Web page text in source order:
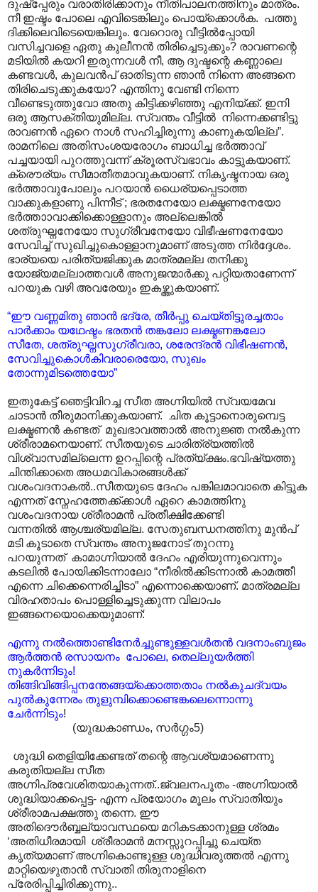
ദുഷ്പ്പേരും വരാതിരിക്കാനും നീതിപാലനത്തിനും മാത്രം.
നീ ഇഷ്ടം പോലെ എവിടെങ്കിലും പൊയ്ക്കൊൾക. പത്തു
ദിക്കിലെവിടെയെങ്കിലും. വേറൊരു വീട്ടിൽ‌പ്പോയി
വസിച്ചവളെ ഏതു കുലീനൻ തിരിച്ചെടുക്കും? രാവണന്റെ
മടിയിൽ കയറി ഇരുന്നവൾ നീ, ആ ദുഷ്ടന്റെ കണ്ണാലെ
കണ്ടവൾ, കുലവൻപ് ഓതിടുന്ന ഞാൻ നിന്നെ അങ്ങനെ
തിരിചെടുക്കുകയോ? എന്തിനു വേണ്ടി നിന്നെ
വീണ്ടെടുത്തുവോ അതു കിട്ടിക്കഴിഞ്ഞു എനിയ്ക്ക്. ഇനി
ഒരു ആസക്തിയുമില്ല. സ്വന്തം വീട്ടിൽ നിന്നെക്കണ്ടിട്ടു
രാവണൻ ഏറെ നാൾ സഹിച്ചിരുന്നു കാണുകയില്ല”.
രാമനിലെ അതിസംശയരോഗം ബാധിച്ച ഭർത്താവ്
പച്ചയായി പുറത്തുവന്ന് ക്രൂരസ്വഭാവം കാട്ടുകയാണ്.
ക്രൌര്യം സീമാതീതമാവുകയാണ്. നികൃഷ്ടനായ ഒരു
ഭർത്താവുപോലും പറയാൻ ധൈര്യപ്പെടാത്ത
വാക്കുകളാണു പിന്നീട് ; ഭരതനേയോ ലക്ഷ്മണനേയോ
ഭർത്താ‍ാവാക്കിക്കൊള്ളാനും അല്ലെങ്കിൽ
ശത്രുഘ്നനേയോ സുഗ്രീവനേയോ വിഭീഷണനേയോ
സേവിച്ച് സുഖിച്ചുകൊള്ളാനുമാണ് അടുത്ത നിർദ്ദേശം.
ഭാര്യയെ പരിത്യജിക്കുക മാത്രമല്ല തനിക്കു
യോജ്യമല്ലാത്തവൾ അനുജന്മാർക്കു പറ്റിയതാണേന്ന്
പറയുക വഴി അവരേയും ഇകഴ്ത്തുകയാണ്.
“ഈ വണ്ണമിതു ഞാൻ ഭദ്രേ, തീർപ്പു ചെയ്തിട്ടുരച്ചതാം
പാർക്കാം യഥേഷ്ടം ഭരതൻ തങ്കലോ ലക്ഷ്മണങ്കലോ
സീതേ, ശത്രുഘ്നസുഗ്രീവരാ, ശരേന്ദ്രൻ വിഭീഷണൻ,
സേവിച്ചുകൊൾകിവരാരെയോ, സുഖം
തോന്നുമിടത്തെയോ”
ഇതുകേട്ട് ഞെട്ടിവിറച്ച സീത അഗ്നിയിൽ സ്വയമേവ
ചാടാൻ തീരുമാനിക്കുകയാണ്. ചിത കൂട്ടാനൊരുമ്പെട്ട
ലക്ഷ്മണൻ കണ്ടത് മുഖഭാവത്താൽ അനുജ്ഞ നൽകുന്ന
ശ്രീരാമനെയാണ്. സീതയുടെ ചാരിത്ര്യത്തിൽ
വിശ്വാസമില്ലെന്ന ഉറപ്പിന്റെ പ്രത്യ്ക്ഷം.ഭവിഷ്യത്തു
ചിന്തിക്കാതെ അധമവികാരങ്ങൾക്ക്
വശംവദനാകൽ..സീതയുടെ ദേഹം പങ്കിലമാവാതെ കിട്ടുക
എന്നത് സ്നേഹത്തേക്ക്ക്കാൾ ഏറെ കാമത്തിനു
വശംവദനായ ശ്രീരാമൻ പ്രതീക്ഷിക്കേണ്ടി
വന്നതിൽ ആശ്ചര്യമില്ല. സേതുബന്ധനത്തിനു മുൻപ്
മടി കൂടാതെ സ്വന്തം അനുജനോട് തുറന്നു
പറയുന്നത് കാമാഗ്നിയാൽ ദേഹം എരിയുന്നുവെന്നും
കടലിൽ പോയിക്കിടന്നാലോ “നീരിൽക്കിടന്നാൽ കാമത്തീ
എന്നെ ചിക്കെന്നെരിച്ചിടാ” എന്നൊക്കെയാണ്. മാത്രമല്ല
വിരഹതാപം പൊള്ളിച്ചെടുക്കുന്ന വിലാപം
ഇങ്ങനെയൊക്കെയുമാണ്:
എന്നു നൽത്തൊണ്ടിനേർച്ചുണ്ടുള്ളവൾതൻ വദനാംബുജം
ആർത്തൻ രസായനം പോലെ, തെല്ലുയർത്തി
നുകർന്നിടും!
തിങ്ങിവിങ്ങിപ്പനന്തേങ്ങയ്ക്കൊത്തതാം നൽകുചദ്വയം
പുൽകുന്നേരം തുളുമ്പിക്കൊണ്ടെങ്കലെന്നൊന്നു
ചേർന്നിടും!
(യുദ്ധകാണ്ഡം, സർഗ്ഗം5)
ശുദ്ധി തെളിയിക്കേണ്ടത് തന്റെ ആവശ്യമാണെന്നു
കരുതിയല്ല സീത
അഗ്നിപ്രവേശിതയാകുന്നത്..ജ്വലനപൂതം -അഗ്നിയാൽ
ശുദ്ധിയാക്കപ്പെട്ട- എന്ന പ്രയോഗം മൂലം സ്വാ‍തിയും
ശ്രീരാമപക്ഷത്തു തന്നെ. ഈ
അതിദൌർബ്ബല്യാ‍വസ്ഥയെ മറികടക്കാനുള്ള ശ്രമം
‘അതിധീരമായി ശ്രീരാമൻ മനസ്സുറപ്പിച്ചു ചെയ്ത
കൃത്യമാണ് അഗ്നികൊണ്ടുള്ള ശുദ്ധിവരുത്തൽ എന്നു
മാറ്റിയെഴുതാൻ സ്വാതി തിരുനാളിനെ
പ്രേരിപ്പിച്ചിരിക്കുന്നു..